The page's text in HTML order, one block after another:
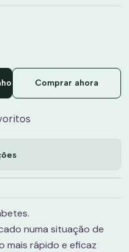
Comprar ahora
numa situação de
mais rápido e eficaz